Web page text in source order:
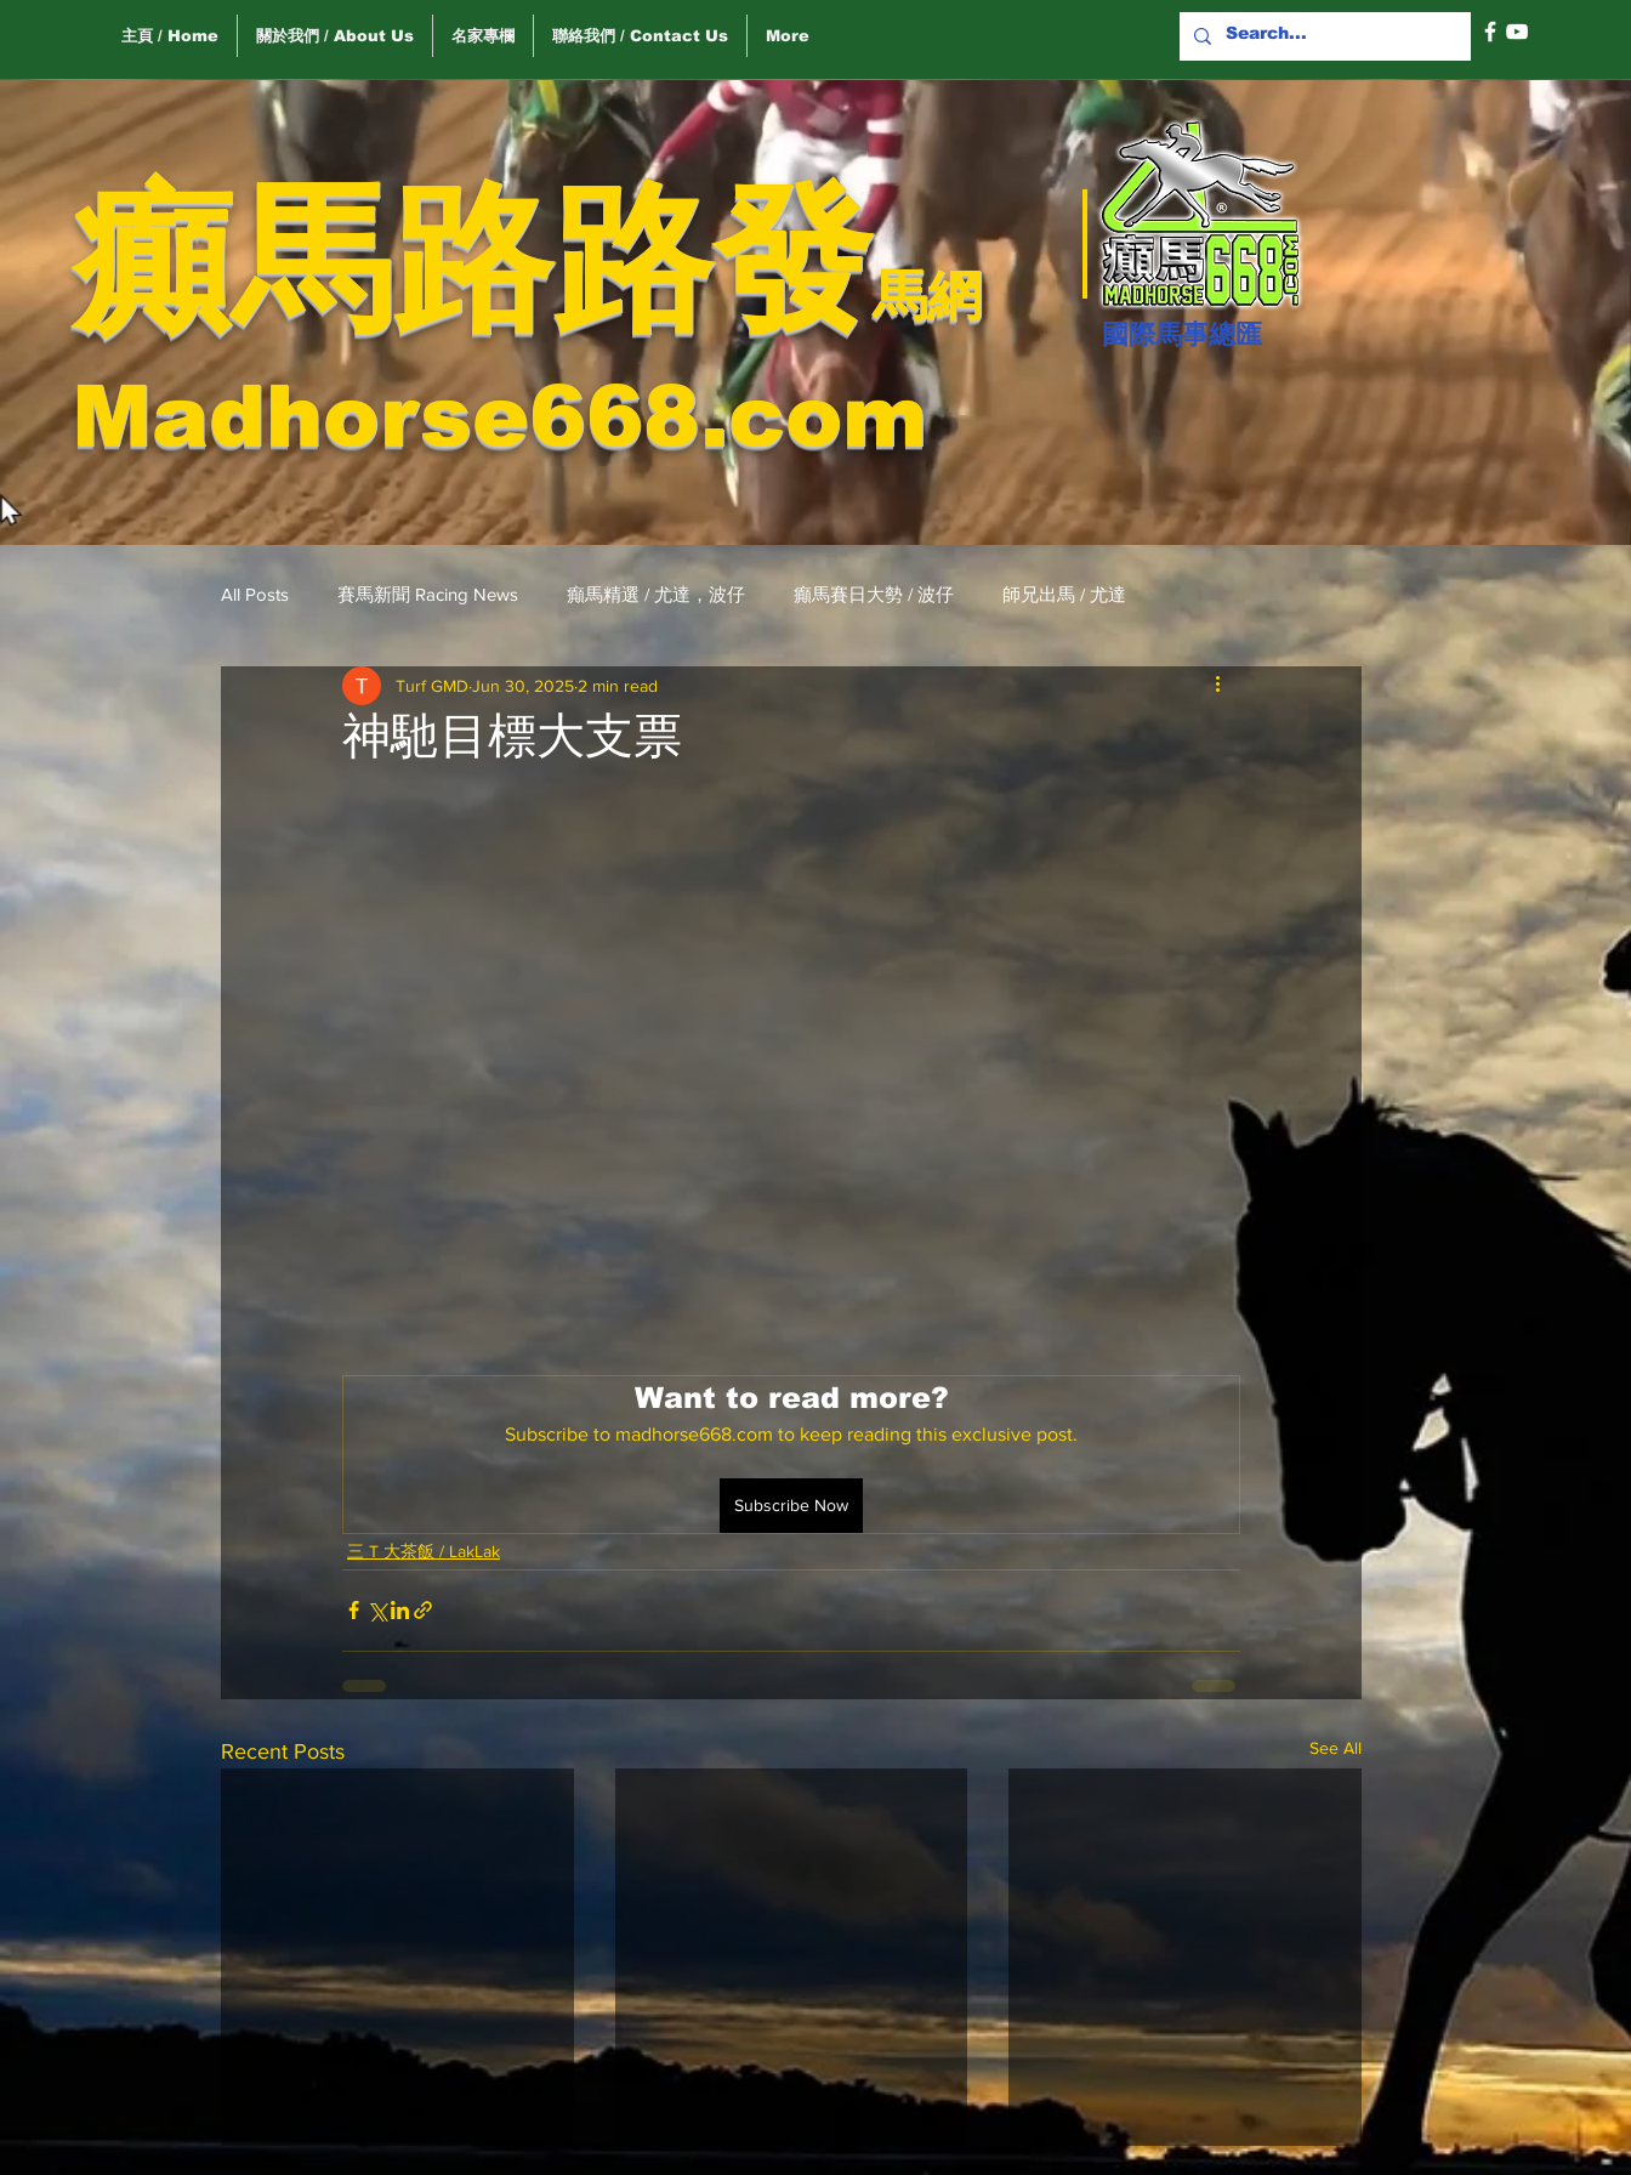
主頁 / Home 關於我們 / About Us 名家專欄 聯絡我們 / Contact Us More
癲馬路路發馬網
Madhorse668.com
國際​馬事總匯
All Posts 賽馬新聞 Racing News 癲馬精選 / 尤達，波仔 癲馬賽日大勢 / 波仔 師兄出馬 / 尤達
戈登說馬事 / 馬王哥頓 三 T 大茶飯 / LakLak 自購馬透視 / G.C.
神馳目標大支票
Turf GMD Jun 30, 2025 2 min read
Want to read more?
Subscribe to madhorse668.com to keep reading this exclusive post.
Subscribe Now
三 T 大茶飯 / LakLak
Recent Posts See All